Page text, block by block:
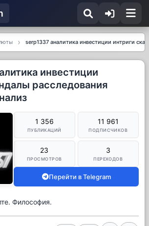
serp1337 аналитика инвестиции интриги
инвестиции
расследования
1 356
ПУБЛИКАЦИЙ
11 961
ПОДПИСЧИКОВ
23
ПРОСМОТРОВ
3
ПЕРЕХОДОВ
Перейти в Telegram
Философия.